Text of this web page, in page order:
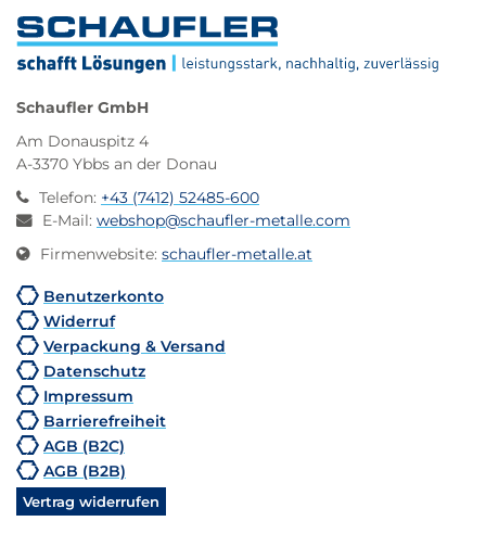
Schaufler GmbH
Am Donauspitz 4
A-3370 Ybbs an der Donau
Telefon: +43 (7412) 52485-600
E-Mail: webshop@schaufler-metalle.com
Firmenwebsite: schaufler-metalle.at
Benutzerkonto
Widerruf
Verpackung & Versand
Datenschutz
Impressum
Barrierefreiheit
AGB (B2C)
AGB (B2B)
Vertrag widerrufen